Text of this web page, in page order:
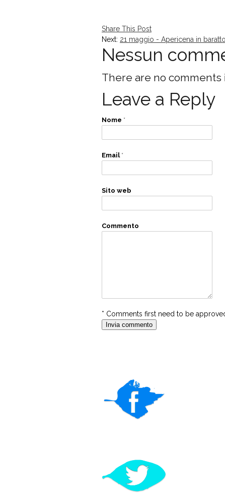
Share This Post
Next: 21 maggio - Apericena in
Nessun
There are no
Leave a Reply
Nome *
Email *
Sito web
Commento
* Comments first need to be